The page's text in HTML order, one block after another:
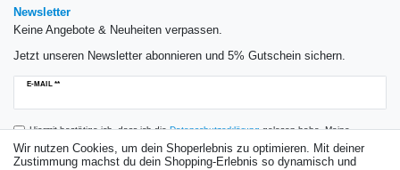
Newsletter
Keine Angebote & Neuheiten verpassen.
Jetzt unseren Newsletter abonnieren und 5% Gutschein sichern.
E-MAIL **
Newsletter
Hiermit bestätige ich, dass ich dieDaten­schutz­erklärunggelesen habe. Meine
Einwilligung kann ich jederzeit widerrufen.**
Wir nutzen Cookies, um dein Shoperlebnis zu optimieren. Mit deiner
Zustimmung machst du dein Shopping-Erlebnis so dynamisch und